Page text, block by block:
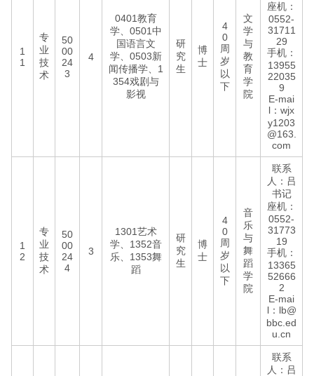
1
1
专
业
技
术
50
00
24
3
4
0401教育
学、0501中
国语言文
学、0503新
闻传播学、1
354戏剧与
影视
研
究
生
博
士
4
0
周
岁
以
下
文
学
与
教
育
学
院
座机：
0552-
31711
29
手机：
13955
22035
9
E-mai
l：wjx
y1203
@163.
com
1
2
专
业
技
术
50
00
24
4
3
1301艺术
学、1352音
乐、1353舞
蹈
研
究
生
博
士
4
0
周
岁
以
下
音
乐
与
舞
蹈
学
院
联系
人：吕
书记
座机：
0552-
31773
19
手机：
13365
52666
2
E-mai
l：lb@
bbc.ed
u.cn
联系
人：吕